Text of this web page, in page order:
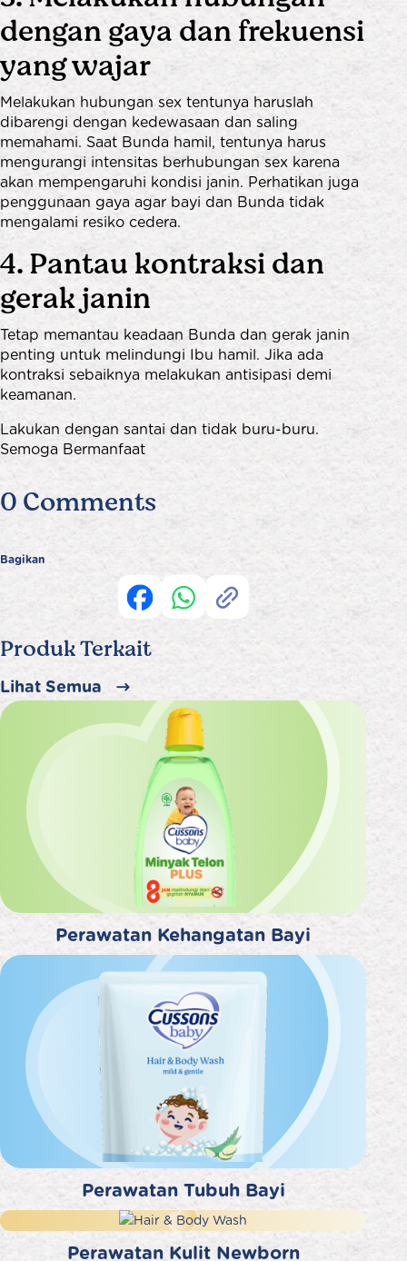
dengan gaya dan frekuensi
yang wajar
Melakukan hubungan sex tentunya haruslah
dibarengi dengan kedewasaan dan saling
memahami. Saat Bunda hamil, tentunya harus
mengurangi intensitas berhubungan sex karena
akan mempengaruhi kondisi janin. Perhatikan juga
penggunaan gaya agar bayi dan Bunda tidak
mengalami resiko cedera.
4. Pantau kontraksi dan
gerak janin
Tetap memantau keadaan Bunda dan gerak janin
penting untuk melindungi Ibu hamil. Jika ada
kontraksi sebaiknya melakukan antisipasi demi
keamanan.
Lakukan dengan santai dan tidak buru-buru.
Semoga Bermanfaat
0 Comments
Bagikan
Produk Terkait
Lihat Semua
Perawatan Kehangatan Bayi
Perawatan Tubuh Bayi
Perawatan Kulit Newborn